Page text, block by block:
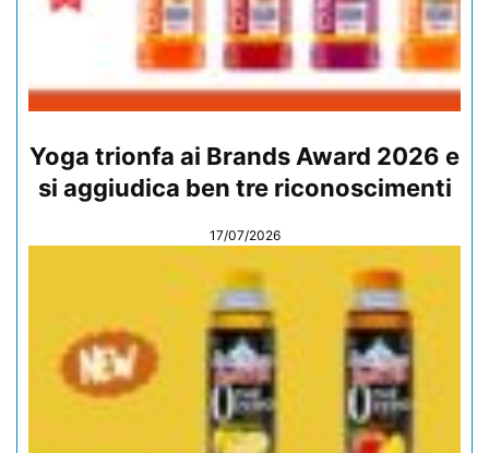
Yoga trionfa ai Brands Award 2026 e
si aggiudica ben tre riconoscimenti
17/07/2026